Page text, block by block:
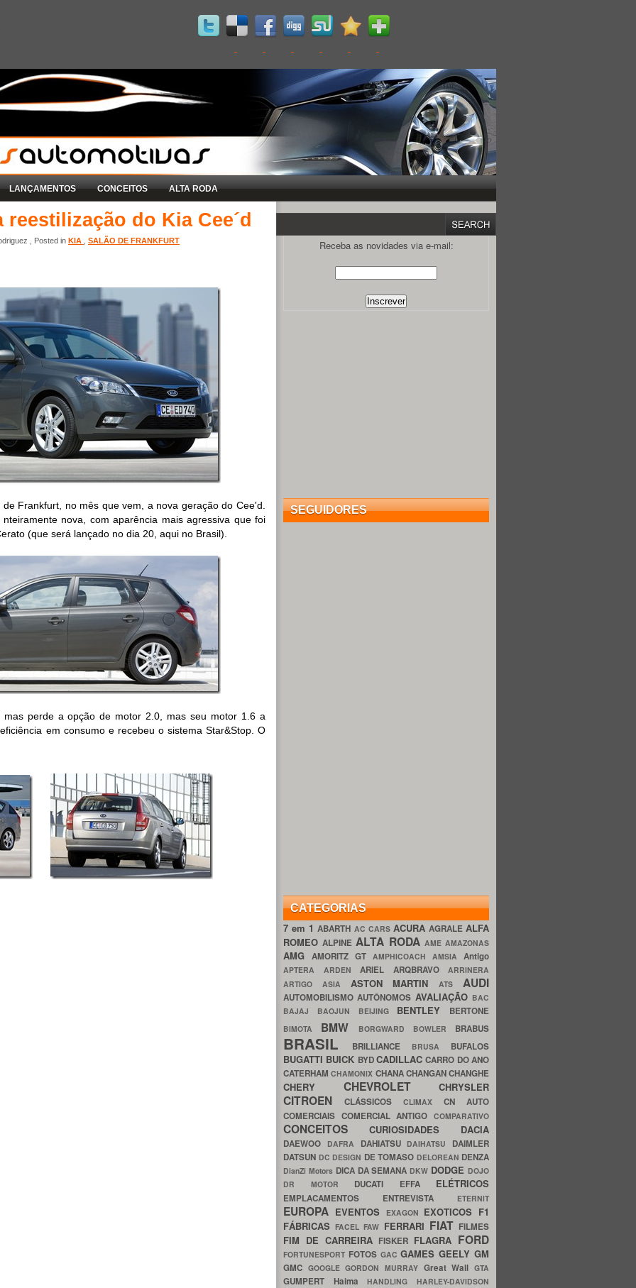
LANÇAMENTOS CONCEITOS ALTA RODA
do Kia Cee´d
, Posted in KIA SALÃO DE FRANKFURT
Frankfurt, no mês que vem, a nova geração do Cee'd.
nova, com aparência mais agressiva que foi
(que será lançado no dia 20, aqui no Brasil).
perde a opção de motor 2.0, mas seu motor 1.6 a
em consumo e recebeu o sistema Star&Stop. O
Receba as novidades via e-mail:
SEGUIDORES
CATEGORIAS
7 em 1ABARTH AC CARS ACURA AGRALE ALFA
ROMEOALPINEALTA RODA AME AMAZONAS
AMG AMORITZ GT AMPHICOACH AMSIA Antigo
APTERA ARDEN ARIEL ARQBRAVO ARRINERA
ARTIGO ASIA ASTON MARTINATS AUDI
AUTOMOBILISMOAUTÔNOMOS AVALIAÇÃO BAC
BAJAJ BAOJUN BEIJING BENTLEY BERTONE
BIMOTA BMW BORGWARD BOWLER BRABUS
BRASIL BRILLIANCE BRUSA BUFALOS
BUGATTI BUICK BYDCADILLACCARRO DO ANO
CATERHAMCHAMONIX CHANACHANGANCHANGHE
CHERY CHEVROLET CHRYSLER
CITROEN CLÁSSICOS CLIMAX CN AUTO
COMERCIAIS COMERCIAL ANTIGOCOMPARATIVO
CONCEITOS CURIOSIDADES DACIA
DAEWOO DAFRA DAHIATSU DAIHATSU DAIMLER
DATSUN DC DESIGN DE TOMASO DELOREAN DENZA
DianZi Motors DICA DA SEMANA DKW DODGE DOJO
DR MOTOR DUCATI EFFA ELÉTRICOS
EMPLACAMENTOS ENTREVISTA ETERNIT
EUROPA EVENTOS EXAGON EXOTICOS F1
FÁBRICASFACELFAW FERRARI FIAT FILMES
FIM DE CARREIRA FISKER FLAGRA FORD
FORTUNESPORT FOTOS GACGAMESGEELYGM
GMC GOOGLEGORDON MURRAY Great WallGTA
GUMPERT HaimaHANDLINGHARLEY-DAVIDSON